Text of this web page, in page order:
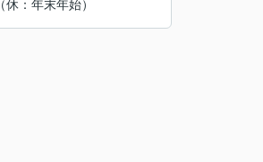
（休：年末年始）